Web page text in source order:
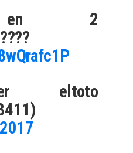
en 2
eltoto